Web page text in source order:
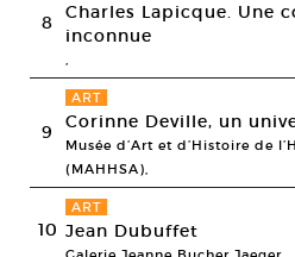
8
Charles Lapicque. Une
inconnue
,
9
ART
Corinne Deville, un
Musée d’Art et d’Histoire de
(MAHHSA),
10
ART
Jean Dubuffet